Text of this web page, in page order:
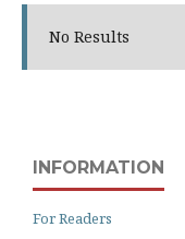
No Results
INFORMATION
For Readers